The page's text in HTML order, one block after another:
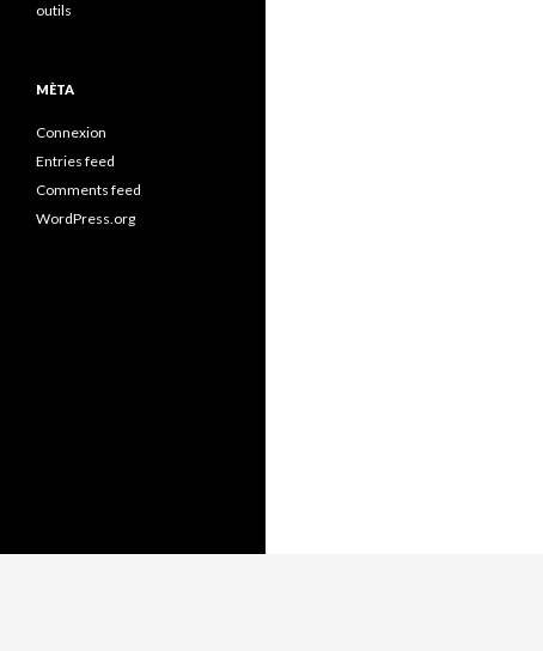
outils
MÈTA
Connexion
Entries feed
Comments feed
WordPress.org